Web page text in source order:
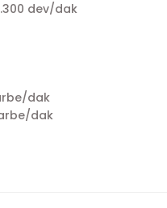
dev/dak
dak
dak